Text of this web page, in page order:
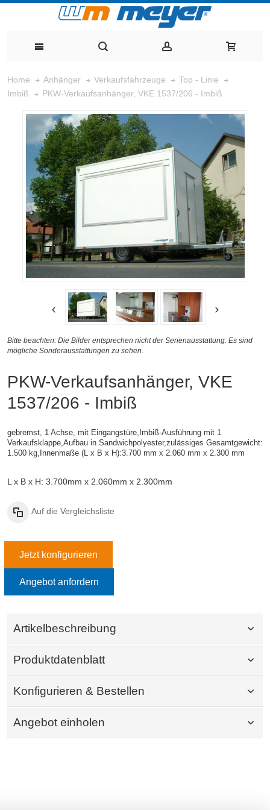
Home Anhänger Verkaufsfahrzeuge
Top - Linie
Imbiß
PKW-Verkaufsanhänger, VKE 1537/206 - Imbiß
Bitte beachten: Die Bilder entsprechen nicht der Serienausstattung. Es sind
mögliche Sonderausstattungen zu sehen.
PKW-Verkaufsanhänger, VKE
1537/206 - Imbiß
gebremst, 1 Achse, mit Eingangstüre,Imbiß-Ausführung mit 1
Verkaufsklappe,Aufbau in Sandwichpolyester,zulässiges Gesamtgewicht:
1.500 kg, Innenmaße (L x B x H):3.700 mm x 2.060 mm x 2.300 mm
L x B x H: 3.700mm x 2.060mm x 2.300mm
Auf die Vergleichsliste
Jetzt konfigurieren
Angebot anfordern
Artikelbeschreibung
Produktdatenblatt
Konfigurieren & Bestellen
Angebot einholen